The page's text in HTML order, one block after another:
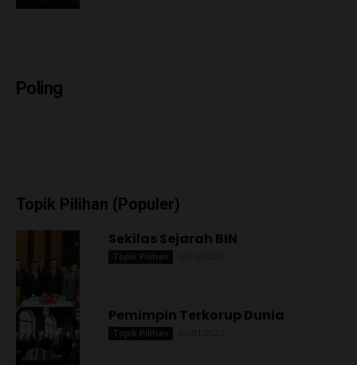
Poling
Topik Pilihan (Populer)
Sekilas Sejarah BIN
Topik Pilihan
Pemimpin Terkorup Dunia
Topik Pilihan